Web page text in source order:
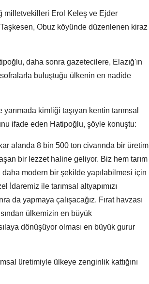
milletvekilleri Erol Keleş ve Ejder
Obuz köyünde düzenlenen kiraz
daha sonra gazetecilere, Elazığ'ın
buluştuğu ülkenin en nadide
kimliği taşıyan kentin tarımsal
ifade eden Hatipoğlu, şöyle konuştu:
alanda 8 bin 500 ton civarında bir üretim
bir lezzet haline geliyor. Biz hem tarım
modern bir şekilde yapılabilmesi için
İdaremiz ile tarımsal altyapımızı
da yapmaya çalışacağız. Fırat havzası
ülkemizin en büyük
dönüşüyor olması en büyük gurur
üretimiyle ülkeye zenginlik kattığını